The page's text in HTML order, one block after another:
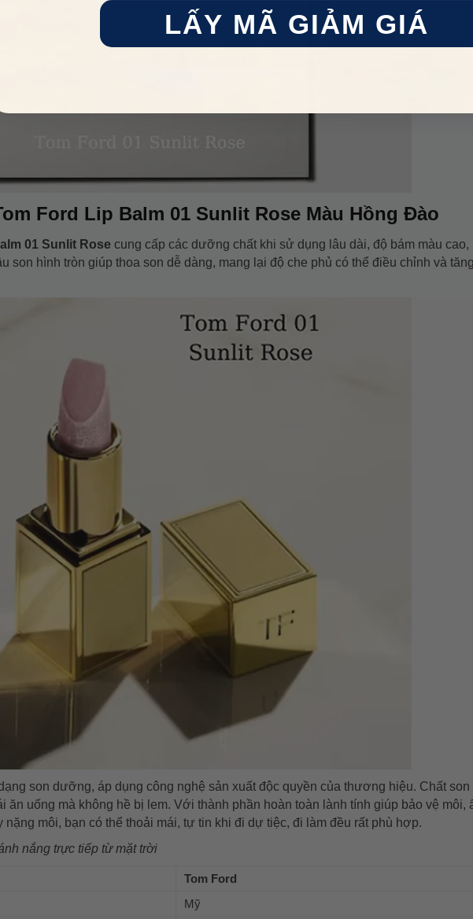
Ford Lip Balm 01 Sunlit Rose Màu Hồng Đào
01 Sunlit Rose cung cấp các dưỡng chất khi sử dụng lâu dài, độ bám màu cao,
son hình tròn giúp thoa son dễ dàng, mang lại độ che phủ có thể điều chỉnh và
son dưỡng, áp dụng công nghệ sản xuất độc quyền của thương hiệu. Chất son
ăn uống mà không hề bị lem. Với thành phần hoàn toàn lành tính giúp bảo vệ môi,
nặng môi, bạn có thể thoải mái, tự tin khi đi dự tiệc, đi làm đều rất phù hợp.
nắng trực tiếp từ mặt trời
Tom Ford
Mỹ
LẤY MÃ GIẢM GIÁ